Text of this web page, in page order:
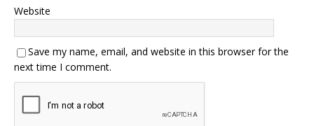
Website
Save my name, email, and website in this browser for the
next time I comment.